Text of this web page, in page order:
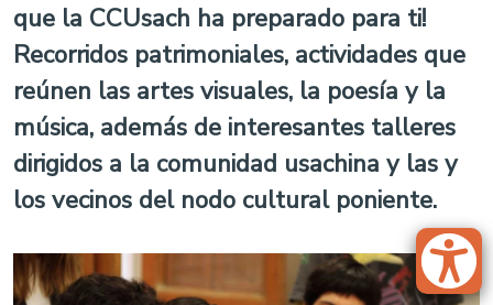
que la CCUsach ha preparado para ti!
Recorridos patrimoniales, actividades que
reúnen las artes visuales, la poesía y la
música, además de interesantes talleres
dirigidos a la comunidad usachina y las y
los vecinos del nodo cultural poniente.